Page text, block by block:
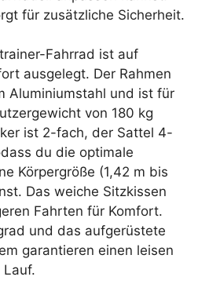
für zusätzliche Sicherheit.
Fahrrad ist auf
ausgelegt. Der Rahmen
Aluminiumstahl und ist für
von 180 kg
ist 2-fach, der Sattel 4-
du die optimale
Körpergröße (1,42 m bis
Das weiche Sitzkissen
Fahrten für Komfort.
und das aufgerüstete
garantieren einen leisen
Lauf.